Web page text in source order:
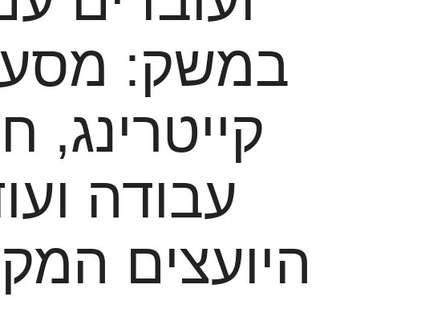
במשק:
קייטרינג,
עבודה
היועצים